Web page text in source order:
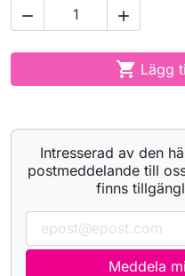
 
 Lägg
Intresserad av den
postmeddelande till
finns
Meddela